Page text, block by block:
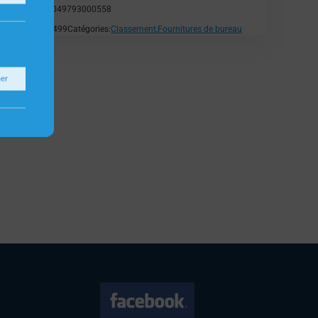
4049793000558
H499Catégories:Classement Fournitures de bureau